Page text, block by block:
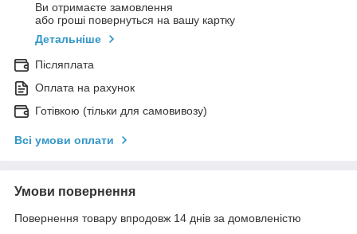
Ви отримаєте замовлення
або гроші повернуться на вашу картку
Детальніше
Післяплата
Оплата на рахунок
Готівкою (тільки для самовивозу)
Всі умови оплати
Умови повернення
Повернення товару впродовж 14 днів за домовленістю